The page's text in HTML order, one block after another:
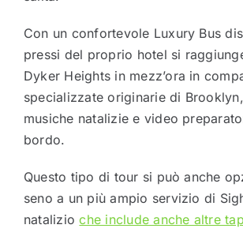
Con un confortevole Luxury Bus
pressi del proprio hotel si
Dyker Heights in mezz’ora in
specializzate originarie di
musiche natalizie e video
bordo.
Questo tipo di tour si può anche
seno a un più ampio servizio di
natalizioche include anche altre